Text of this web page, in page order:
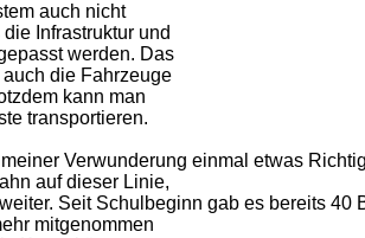
auch nicht
Infrastruktur und
werden. Das
die Fahrzeuge
kann man
transportieren.
Verwunderung einmal etwas
auf dieser Linie,
Seit Schulbeginn gab es bereits 40
mitgenommen